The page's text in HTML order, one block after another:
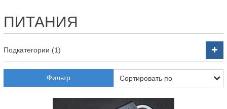
ПИТАНИЯ
Подкатегории (1)
Фильтр